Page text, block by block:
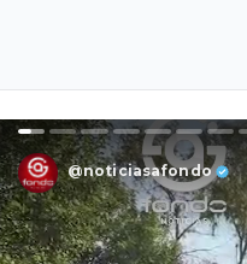
@noticiasafondo